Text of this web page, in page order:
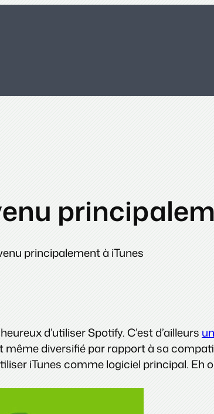
principalement à iTunes
d’utiliser Spotify. C’est d’ailleurs
même diversifié par rapport à sa
iTunes comme logiciel principal. Eh